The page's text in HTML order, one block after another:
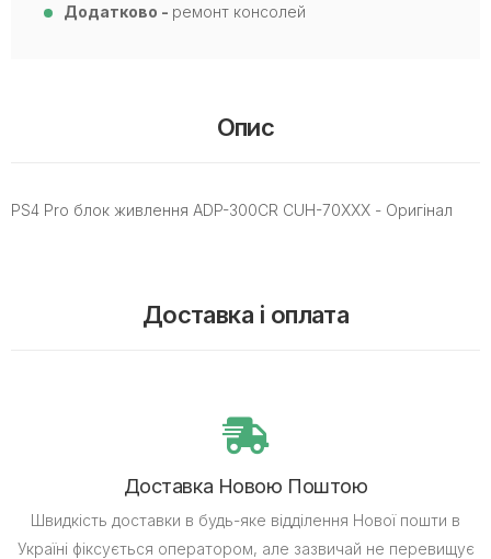
Додатково - ремонт консолей
Опис
PS4 Pro блок живлення ADP-300CR CUH-70XXX - Оригінал
Доставка і оплата
Доставка Новою Поштою
Швидкість доставки в будь-яке відділення Нової пошти в
Україні фіксується оператором, але зазвичай не перевищує